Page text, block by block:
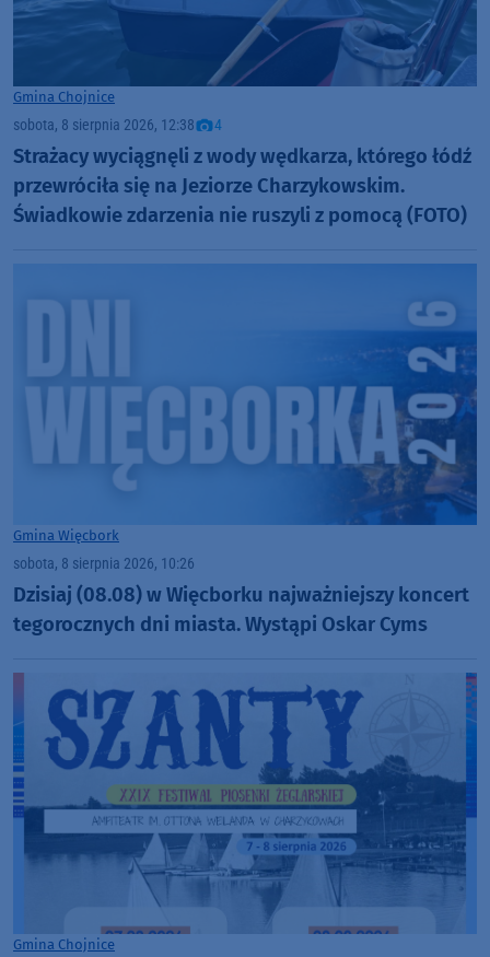
Gmina Chojnice
sobota, 8 sierpnia 2026, 12:38 4
Strażacy wyciągnęli z wody wędkarza, którego łódź
przewróciła się na Jeziorze Charzykowskim.
Świadkowie zdarzenia nie ruszyli z pomocą (FOTO)
Gmina Więcbork
sobota, 8 sierpnia 2026, 10:26
Dzisiaj (08.08) w Więcborku najważniejszy koncert
tegorocznych dni miasta. Wystąpi Oskar Cyms
Gmina Chojnice